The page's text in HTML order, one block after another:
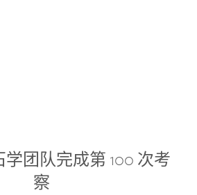
学团队完成第 100 次考
察